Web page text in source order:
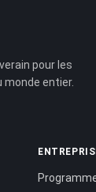
pour les
entier.